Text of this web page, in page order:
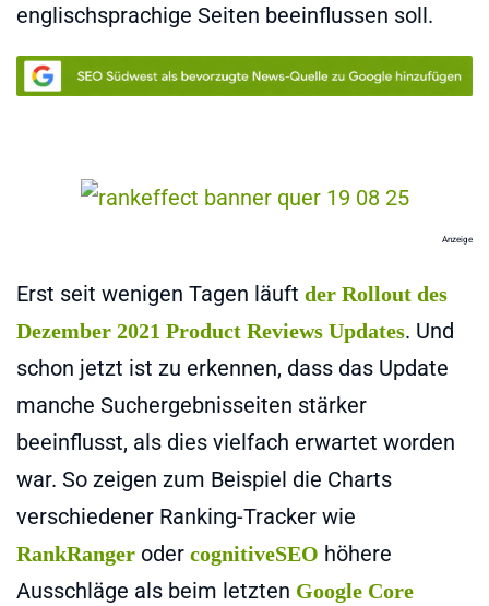
englischsprachige Seiten beeinflussen soll.
Anzeige
Erst seit wenigen Tagen läuft der Rollout des
Dezember 2021 Product Reviews Updates. Und
schon jetzt ist zu erkennen, dass das Update
manche Suchergebnisseiten stärker
beeinflusst, als dies vielfach erwartet worden
war. So zeigen zum Beispiel die Charts
verschiedener Ranking-Tracker wie
RankRanger oder cognitiveSEO höhere
Ausschläge als beim letzten Google Core